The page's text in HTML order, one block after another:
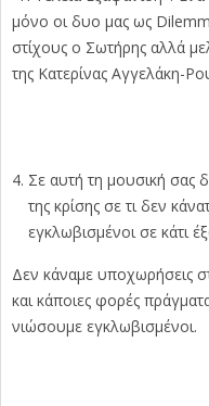
μόνο οι δυο μας ως
στίχους ο Σωτήρης αλλά
της Κατερίνας Αγγελάκη-
Σε αυτή τη μουσική σας
της κρίσης σε τι δεν
εγκλωβισμένοι σε κάτι
Δεν κάναμε υποχωρήσεις
και κάποιες φορές
νιώσουμε εγκλωβισμένοι.